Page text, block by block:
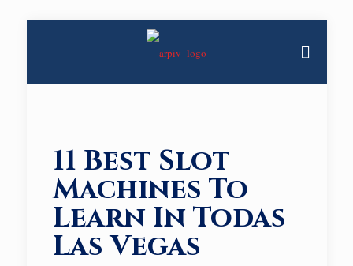
11 Best Slot
Machines To
Learn In Todas
Las Vegas